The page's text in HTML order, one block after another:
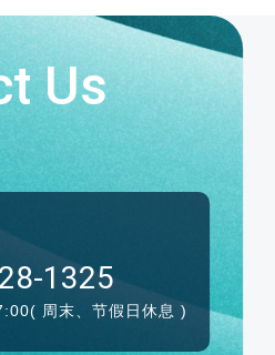
Us
1325
( 周末、节假日休息 )